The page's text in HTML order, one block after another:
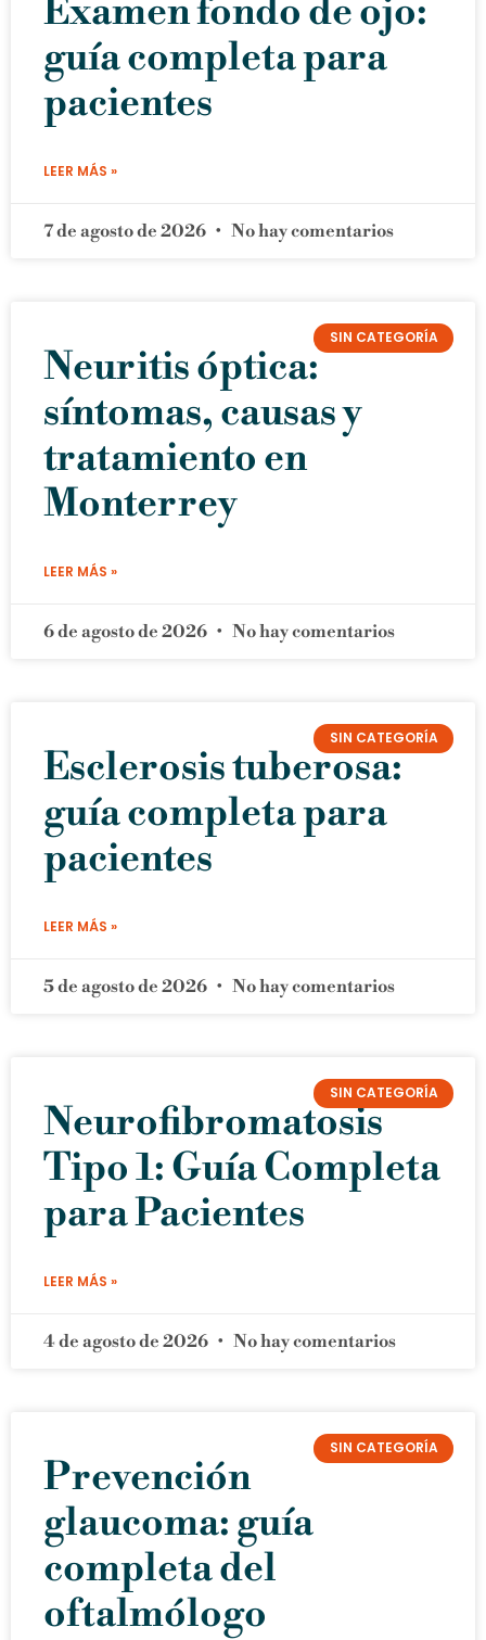
Examen fondo de ojo:
guía completa para
pacientes
LEER MÁS »
7 de agosto de 2026 No hay comentarios
SIN CATEGORÍA
Neuritis óptica:
síntomas, causas y
tratamiento en
Monterrey
LEER MÁS »
6 de agosto de 2026 No hay comentarios
SIN CATEGORÍA
Esclerosis tuberosa:
guía completa para
pacientes
LEER MÁS »
5 de agosto de 2026 No hay comentarios
SIN CATEGORÍA
Neurofibromatosis
Tipo 1: Guía Completa
para Pacientes
LEER MÁS »
4 de agosto de 2026 No hay comentarios
SIN CATEGORÍA
Prevención
glaucoma: guía
completa del
oftalmólogo